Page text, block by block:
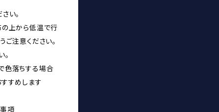
い。
の上から低温で行
ご注意ください。
。
色落ちする場合
すめします
項